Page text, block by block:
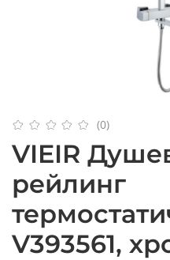
(0)
VIEIR
рейлинг
V393561,